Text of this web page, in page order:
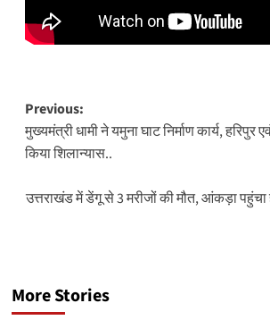
Post
navigation
Previous:
मुख्यमंत्री धामी ने यमुना घाट निर्माण कार्य, हरिपुर
किया शिलान्यास..
उत्तराखंड में डेंगू से 3 मरीजों की मौत, आंकड़ा पहुंचा
More Stories